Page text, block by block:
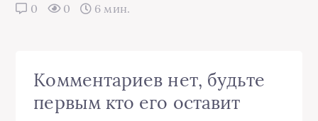
0 0 6 мин.
Комментариев нет, будьте
первым кто его оставит